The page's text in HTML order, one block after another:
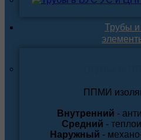
Трубы
ППМИ
Внутренний -
Средний -
Наружный -